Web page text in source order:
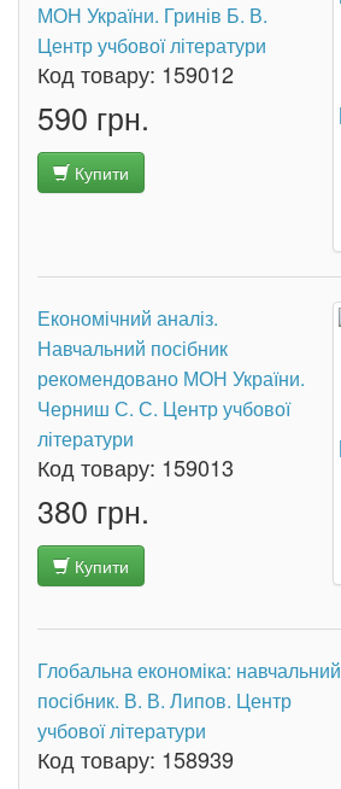
МОН України. Гринів Б. В.
Центр учбової літератури
Код товару: 159012
590 грн.
Купити
Економічний аналіз.
Навчальний посібник
рекомендовано МОН України.
Черниш С. С. Центр учбової
літератури
Код товару: 159013
380 грн.
Купити
Глобальна економіка: навчальний
посібник. В. В. Липов. Центр
учбової літератури
Код товару: 158939